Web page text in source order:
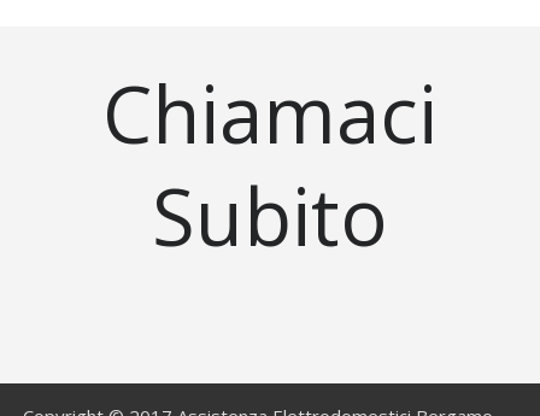
Chiamaci
Subito